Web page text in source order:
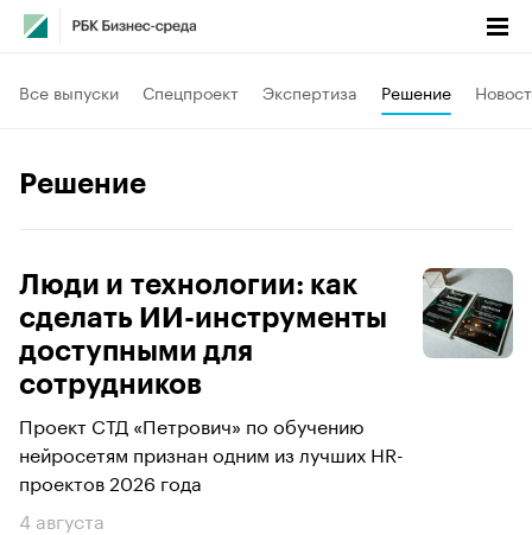
Все выпуски Спецпроект Экспертиза Решение
Решение
Люди и технологии: как
сделать ИИ-инструменты
доступными для
сотрудников
Проект СТД «Петрович» по обучению
нейросетям признан одним из лучших HR-
проектов 2026 года
4 августа